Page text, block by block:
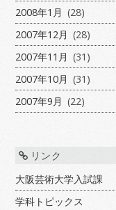
2008年1月 (28)
2007年12月 (28)
2007年11月 (31)
2007年10月 (31)
2007年9月 (22)
リンク
大阪芸術大学入試課
学科トピックス